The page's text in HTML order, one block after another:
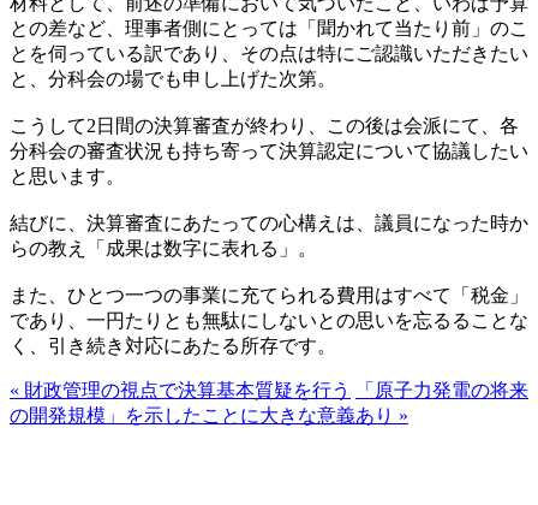
との差など、理事者側にとっては「聞かれて当たり前」のこ
とを伺っている訳であり、その点は特にご認識いただきたい
と、分科会の場でも申し上げた次第。
こうして2日間の決算審査が終わり、この後は会派にて、各
分科会の審査状況も持ち寄って決算認定について協議したい
と思います。
結びに、決算審査にあたっての心構えは、議員になった時か
らの教え「成果は数字に表れる」。
また、ひとつ一つの事業に充てられる費用はすべて「税金」
であり、一円たりとも無駄にしないとの思いを忘るることな
く、引き続き対応にあたる所存です。
« 財政管理の視点で決算基本質疑を行う
「原子力発電の将来
の開発規模」を示したことに大きな意義あり »